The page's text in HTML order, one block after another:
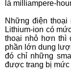
là milliampere-
Những điện
Lithium-ion có
thoại nhỏ hơn thì
phần lớn dung
đó chỉ những
được trang bị mức